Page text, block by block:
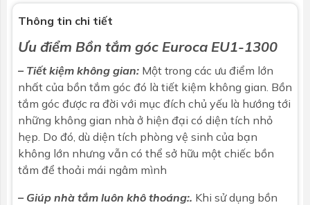
Thông tin chi tiết
Ưu điểm Bồn tắm góc Euroca EU1-1300
– Tiết kiệm không gian: Một trong các ưu điểm lớn
nhất của bồn tắm góc đó là tiết kiệm không gian. Bồn
tắm góc được ra đời với mục đích chủ yếu là hướng tới
những không gian nhà ở hiện đại có diện tích nhỏ
hẹp. Do đó, dù diện tích phòng vệ sinh của bạn
không lớn nhưng vẫn có thể sở hữu một chiếc bồn
tắm để thoải mái ngâm mình
– Giúp nhà tắm luôn khô thoáng:. Khi sử dụng bồn